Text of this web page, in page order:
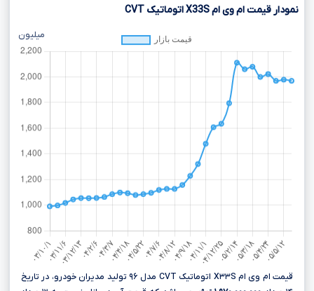
نمودار قیمت ام وی امX33Sاتوماتیک CVT
میلیون
قیمت ام وی ام X۳۳S اتوماتیک CVT مدل ۹۶ تولید مدیران خودرو، در تاریخ